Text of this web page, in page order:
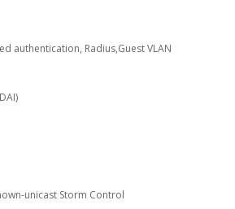
authentication, Radius,Guest VLAN
unicast Storm Control